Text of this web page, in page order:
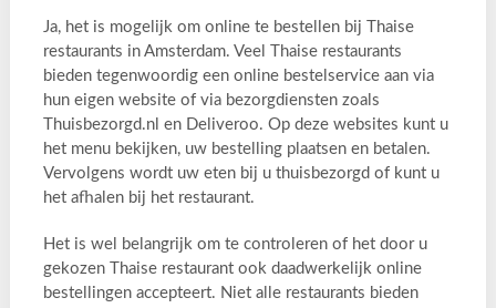
Ja, het is mogelijk om online te bestellen bij Thaise
restaurants in Amsterdam. Veel Thaise restaurants
bieden tegenwoordig een online bestelservice aan via
hun eigen website of via bezorgdiensten zoals
Thuisbezorgd.nl en Deliveroo. Op deze websites kunt u
het menu bekijken, uw bestelling plaatsen en betalen.
Vervolgens wordt uw eten bij u thuisbezorgd of kunt u
het afhalen bij het restaurant.
Het is wel belangrijk om te controleren of het door u
gekozen Thaise restaurant ook daadwerkelijk online
bestellingen accepteert. Niet alle restaurants bieden